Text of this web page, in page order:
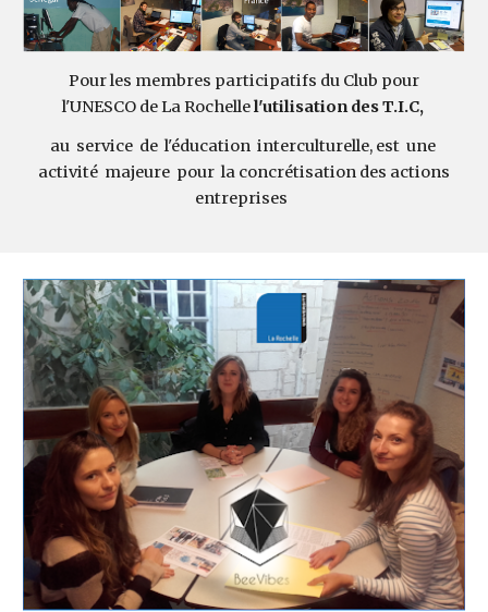
Pour les membres participatifs du Club pour
l'UNESCO de La Rochellel'utilisation des T.I.C,
au service de l'éducation interculturelle, est une
activité majeure pour la concrétisation des actions
entreprises